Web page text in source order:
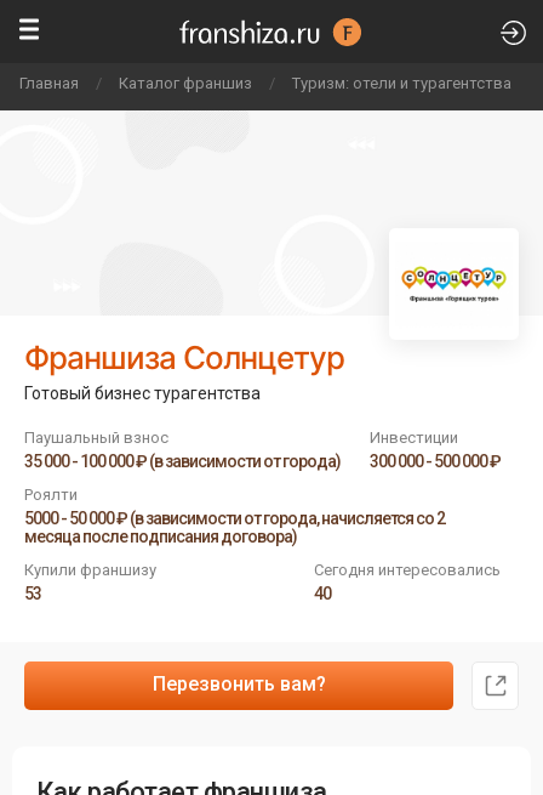
Главная / Каталог франшиз / Туризм: отели и турагентства
Франшиза Солнцетур
Готовый бизнес турагентства
Паушальный взнос
35 000 - 100 000 ₽ (в зависимости от города)
Инвестиции
300 000 - 500 000 ₽
Роялти
5000 - 50 000 ₽ (в зависимости от города, начисляется со 2
месяца после подписания договора)
Купили франшизу
53
Сегодня интересовались
40
Перезвонить вам?